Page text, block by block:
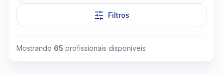
Filtros
Mostrando 65 profissionais disponíveis